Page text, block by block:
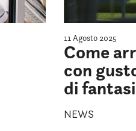
11 Agosto 2025
Come
con
di
NEWS